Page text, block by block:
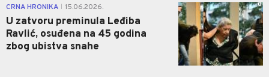
CRNA HRONIKA 15.06.2026.
U zatvoru preminula Leđiba
Ravlić, osuđena na 45 godina
zbog ubistva snahe
0